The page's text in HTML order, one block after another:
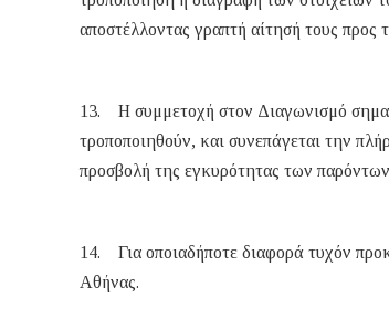
αποστέλλοντας γραπτή αίτησή τους
13. Η συμμετοχή στον Διαγωνισμό
τροποποιηθούν, και συνεπάγεται την
προσβολή της εγκυρότητας των
14. Για οποιαδήποτε διαφορά τυχόν
Αθήνας.